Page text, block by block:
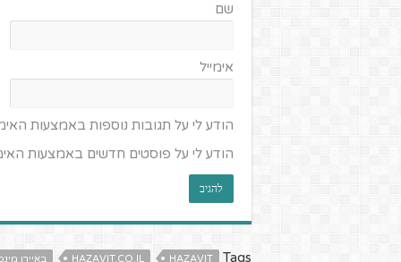
שם
אימייל
הודע לי על תגובות נוספות באמצעות
הודע לי על פוסטים חדשים באמצעות
Tags
HAZAVIT
HAZAVIT.CO.IL באיירן